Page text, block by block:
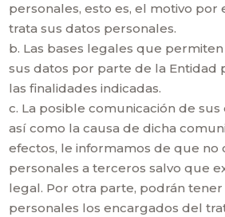
personales, esto es, el motivo por
trata sus datos personales.
b. Las bases legales que
sus datos por parte de la Entidad
las finalidades indicadas.
c. La posible comunicación de sus
así como la causa de dicha
efectos, le informamos de que no
personales a terceros salvo que
legal. Por otra parte, podrán tener
personales los encargados del